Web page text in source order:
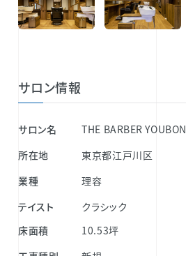
サロン情報
サロン名
THE BARBER YOUBON
所在地
東京都江戸川区
業種
理容
テイスト
クラシック
床面積
10.53坪